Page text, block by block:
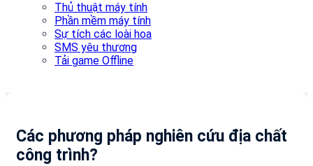
Thủ thuật máy tính
Phần mềm máy tính
Sự tích các loài hoa
SMS yêu thương
Tải game Offline
Các phương pháp nghiên cứu địa chất
công trình?